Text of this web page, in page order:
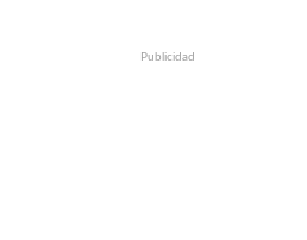
Publicidad